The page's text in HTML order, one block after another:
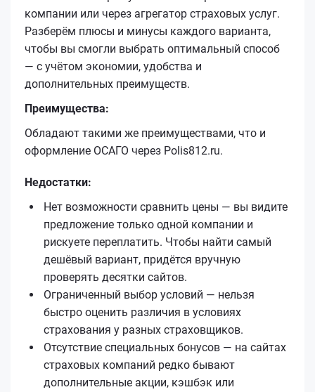
компании или через агрегатор страховых услуг.
Разберём плюсы и минусы каждого варианта,
чтобы вы смогли выбрать оптимальный способ
— с учётом экономии, удобства и
дополнительных преимуществ.
Преимущества:
Обладают такими же преимуществами, что и
оформление ОСАГО через Polis812.ru.
Недостатки:
Нет возможности сравнить цены — вы видите
предложение только одной компании и
рискуете переплатить. Чтобы найти самый
дешёвый вариант, придётся вручную
проверять десятки сайтов.
Ограниченный выбор условий — нельзя
быстро оценить различия в условиях
страхования у разных страховщиков.
Отсутствие специальных бонусов — на сайтах
страховых компаний редко бывают
дополнительные акции, кэшбэк или